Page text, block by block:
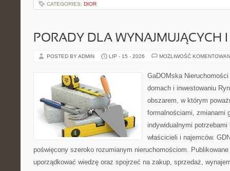
CATEGORIES: DIOR
PORADY DLA WYNAJMUJĄCYCH
POSTED BY ADMIN LIP - 15 - 2026 MOŻLIWOŚĆ
GaDOMska
domach i inwestowaniu
obszarem, w którym
formalnościami, zmianami
indywidualnymi
właścicieli i najemców.
poświęcony szeroko rozumianym nieruchomościom. Publikowane
uporządkować wiedzę oraz spojrzeć na zakup, sprzedaż,